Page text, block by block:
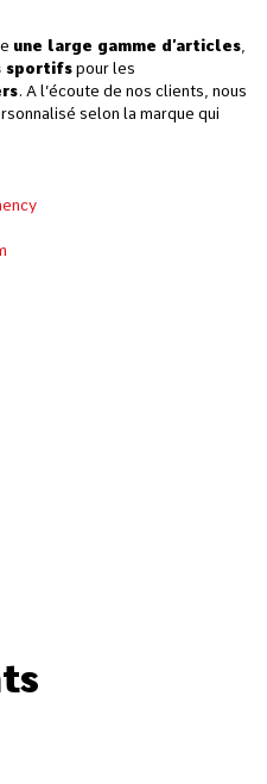
une large gamme d’articles
sportifs pour les
. A l’écoute de nos clients, nous
selon la marque qui